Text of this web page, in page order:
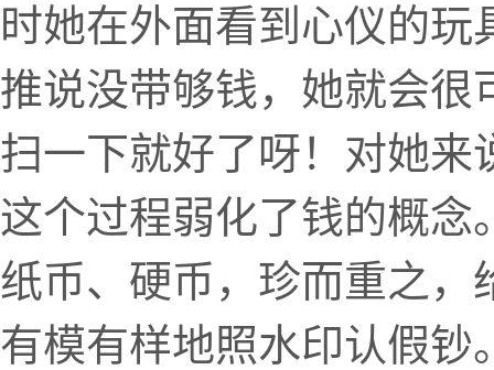
时她在外面看到心仪的
推说没带够钱，她就会很
扫一下就好了呀！对她来
这个过程弱化了钱的概
纸币、硬币，珍而重之，
有模有样地照水印认假钞